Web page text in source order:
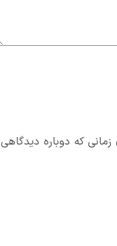
که دوباره دیدگاهی